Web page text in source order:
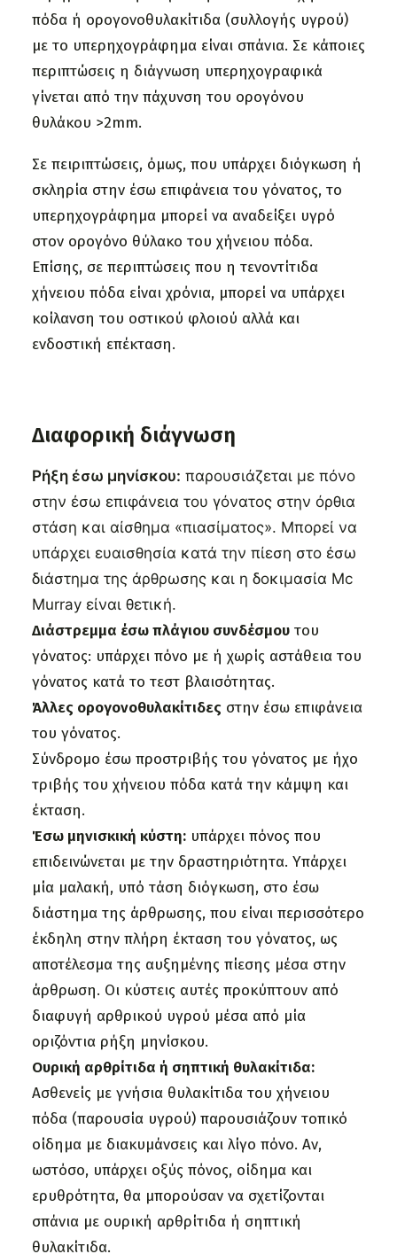
πόδα ή ορογονοθυλακίτιδα (συλλογής υγρού)
με το υπερηχογράφημα είναι σπάνια. Σε κάποιες
περιπτώσεις η διάγνωση υπερηχογραφικά
γίνεται από την πάχυνση του ορογόνου
θυλάκου >2mm.
Σε πειριπτώσεις, όμως, που υπάρχει διόγκωση ή
σκληρία στην έσω επιφάνεια του γόνατος, το
υπερηχογράφημα μπορεί να αναδείξει υγρό
στον ορογόνο θύλακο του χήνειου πόδα.
Επίσης, σε περιπτώσεις που η τενοντίτιδα
χήνειου πόδα είναι χρόνια, μπορεί να υπάρχει
κοίλανση του οστικού φλοιού αλλά και
ενδοστική επέκταση.
Διαφορική διάγνωση
Ρήξη έσω μηνίσκου: παρουσιάζεται με πόνο
στην έσω επιφάνεια του γόνατος στην όρθια
στάση και αίσθημα «πιασίματος». Μπορεί να
υπάρχει ευαισθησία κατά την πίεση στο έσω
διάστημα της άρθρωσης και η δοκιμασία Mc
Murray είναι θετική.
Διάστρεμμα έσω πλάγιου συνδέσμου του
γόνατος: υπάρχει πόνο με ή χωρίς αστάθεια του
γόνατος κατά το τεστ βλαισότητας.
Άλλες ορογονοθυλακίτιδες στην έσω επιφάνεια
του γόνατος.
Σύνδρομο έσω προστριβής του γόνατος με ήχο
τριβής του χήνειου πόδα κατά την κάμψη και
έκταση.
Έσω μηνισκική κύστη: υπάρχει πόνος που
επιδεινώνεται με την δραστηριότητα. Υπάρχει
μία μαλακή, υπό τάση διόγκωση, στο έσω
διάστημα της άρθρωσης, που είναι περισσότερο
έκδηλη στην πλήρη έκταση του γόνατος, ως
αποτέλεσμα της αυξημένης πίεσης μέσα στην
άρθρωση. Οι κύστεις αυτές προκύπτουν από
διαφυγή αρθρικού υγρού μέσα από μία
οριζόντια ρήξη μηνίσκου.
Ουρική αρθρίτιδα ή σηπτική θυλακίτιδα:
Ασθενείς με γνήσια θυλακίτιδα του χήνειου
πόδα (παρουσία υγρού) παρουσιάζουν τοπικό
οίδημα με διακυμάνσεις και λίγο πόνο. Αν,
ωστόσο, υπάρχει οξύς πόνος, οίδημα και
ερυθρότητα, θα μπορούσαν να σχετίζονται
σπάνια με ουρική αρθρίτιδα ή σηπτική
θυλακίτιδα.